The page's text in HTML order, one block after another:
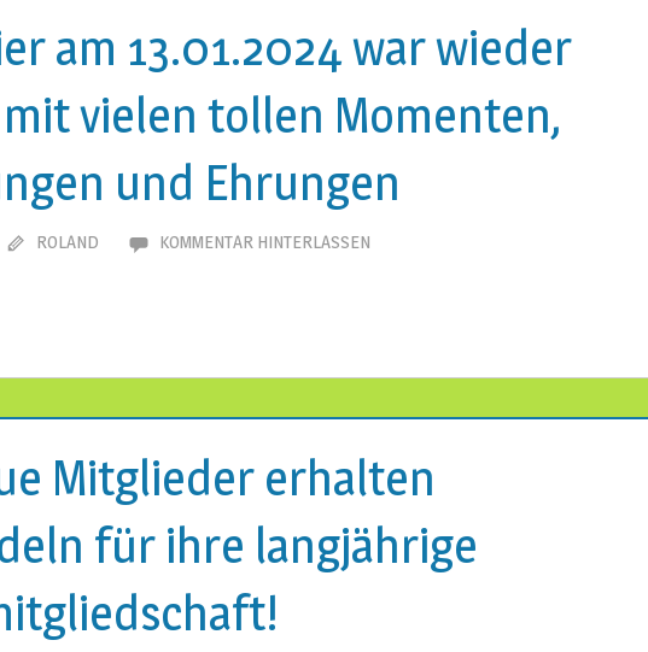
am 13.01.2024 war wieder
vielen tollen Momenten,
und Ehrungen
ROLAND KOMMENTAR HINTERLASSEN
Mitglieder erhalten
für ihre langjährige